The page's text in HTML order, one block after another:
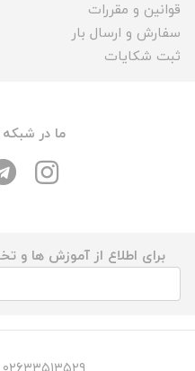
قوانین و مقررات
سفارش و ارسال بار
ثبت شکایات
ما در
برای اطلاع از آموزش ها و